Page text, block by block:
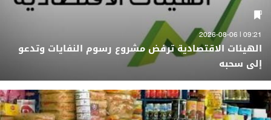
09:21 | 2026-08-06
الهيئات الاقتصادية ترفض مشروع رسوم النفايات وتدعو
إلى سحبه